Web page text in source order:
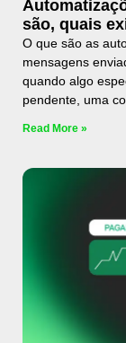
são, quais
O que são as
mensagens
quando algo
pendente, uma
Read More »